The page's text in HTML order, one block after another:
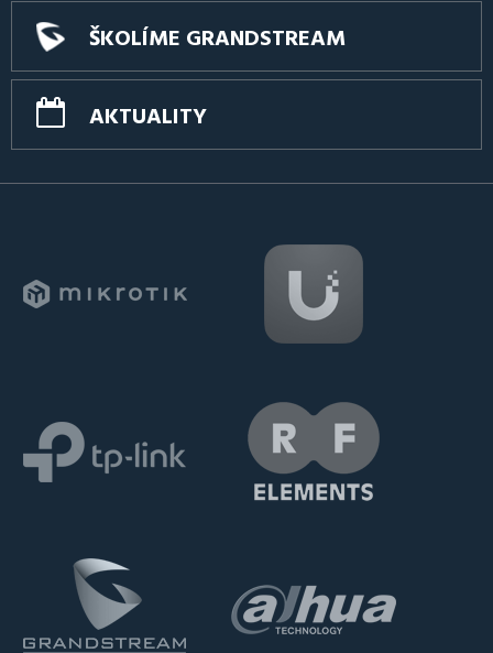
ŠKOLÍME GRANDSTREAM
AKTUALITY